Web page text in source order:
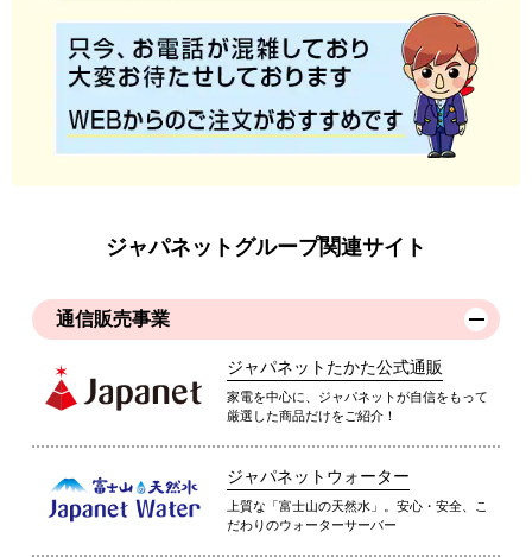
ジャパネットグループ関連サイト
通信販売事業
ジャパネットたかた公式通販
家電を中心に、ジャパネットが自信をもって
厳選した商品だけをご紹介！
ジャパネットウォーター
上質な「富士山の天然水」。安心・安全、こ
だわりのウォーターサーバー